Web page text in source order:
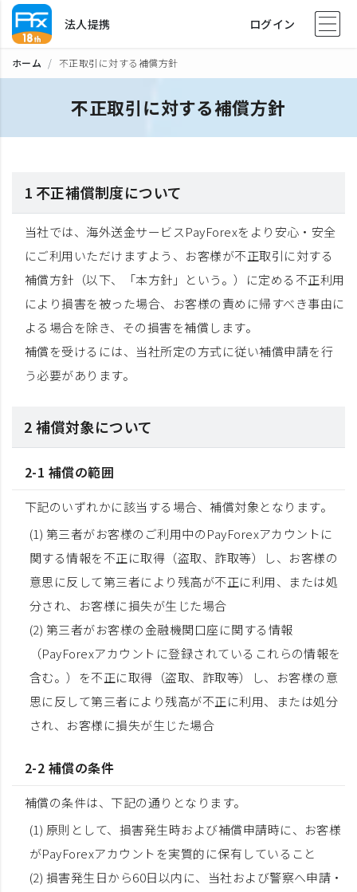
法人提携 ログイン
ホーム 不正取引に対する補償方針
不正取引に対する補償方針
1 不正補償制度について
当社では、海外送金サービスPayForexをより安心・安全
にご利用いただけますよう、お客様が不正取引に対する
補償方針（以下、「本方針」という。）に定める不正利用
により損害を被った場合、お客様の責めに帰すべき事由に
よる場合を除き、その損害を補償します。
補償を受けるには、当社所定の方式に従い補償申請を行
う必要があります。
2 補償対象について
2-1 補償の範囲
下記のいずれかに該当する場合、補償対象となります。
(1) 第三者がお客様のご利用中のPayForexアカウントに
関する情報を不正に取得（盗取、詐取等）し、お客様の
意思に反して第三者により残高が不正に利用、または処
分され、お客様に損失が生じた場合
(2) 第三者がお客様の金融機関口座に関する情報
（PayForexアカウントに登録されているこれらの情報を
含む。）を不正に取得（盗取、詐取等）し、お客様の意
思に反して第三者により残高が不正に利用、または処分
され、お客様に損失が生じた場合
2-2 補償の条件
補償の条件は、下記の通りとなります。
(1) 原則として、損害発生時および補償申請時に、お客様
がPayForexアカウントを実質的に保有していること
(2) 損害発生日から60日以内に、当社および警察へ申請・